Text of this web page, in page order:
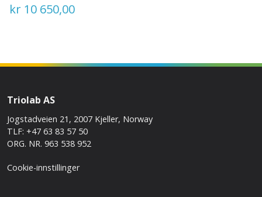
kr 10 650,00
Triolab AS
Jogstadveien 21, 2007 Kjeller, Norway
TLF: +47 63 83 57 50
ORG. NR. 963 538 952
Cookie-innstillinger